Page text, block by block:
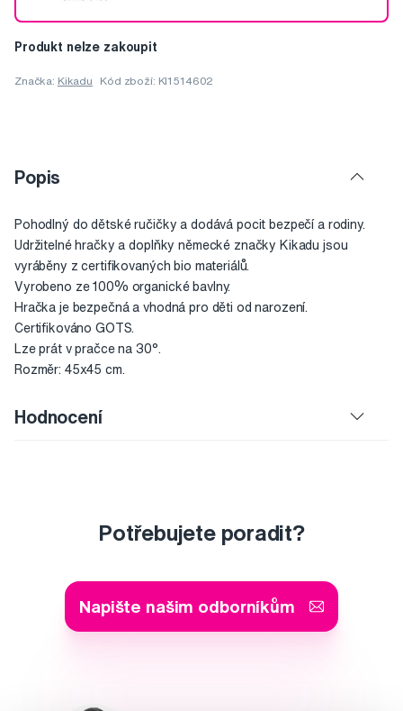
Produkt nelze zakoupit
Značka: Kikadu Kód zboží: KI1514602
Popis
Pohodlný do dětské ručičky a dodává pocit bezpečí a rodiny.
Udržitelné hračky a doplňky německé značky Kikadu jsou
vyráběny z certifikovaných bio materiálů.
Vyrobeno ze 100% organické bavlny.
Hračka je bezpečná a vhodná pro děti od narození.
Certifikováno GOTS.
Lze prát v pračce na 30°.
Rozměr: 45x45 cm.
Hodnocení
Potřebujete poradit?
Napište našim odborníkům